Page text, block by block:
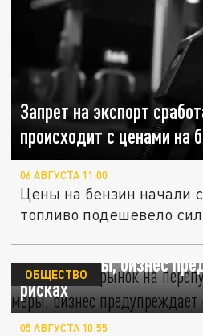
Запрет на экспорт
происходит с ценами на
06 АВГУСТА 11:00
Цены на бензин начали
топливо подешевело
Топливный рынок на
вводят меры, бизнес
рисках
ОБЩЕСТВО
05 АВГУСТА 10:55